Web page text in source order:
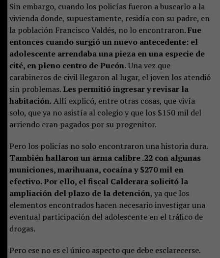
Sin embargo, cuando los policías fueron a buscarlo a la
vivienda donde, supuestamente, residía con su padre, en
la población Francisco Valdés, no lo encontraron.Fue
entonces cuando surgió un nuevo antecedente: el
adolescente arrendaba una pieza en una especie de
cité, en pleno centro de Pucón.Una vez que
carabineros de civil llegaron al lugar, el joven los atendió
sin problemas. Les permitió ingresar y revisar la
habitación.Allí explicó, entre otras cosas, que vivía
solo, que ya no asistía al colegio y que los $150 mil del
arriendo eran pagados por su progenitor.
Pero los policías no solo encontraron una historia dura.
También hallaron un arma calibre .22 con algunas
municiones, marihuana, cocaína y $270 mil en
efectivo. Por ello, el fiscal Calderara solicitó la
ampliación del plazo de la detención, ya que los
elementos encontrados hacen necesario investigar una
eventual participación del adolescente en el tráfico de
drogas.
Pero ese no es el único aspecto que debe esclarecerse.